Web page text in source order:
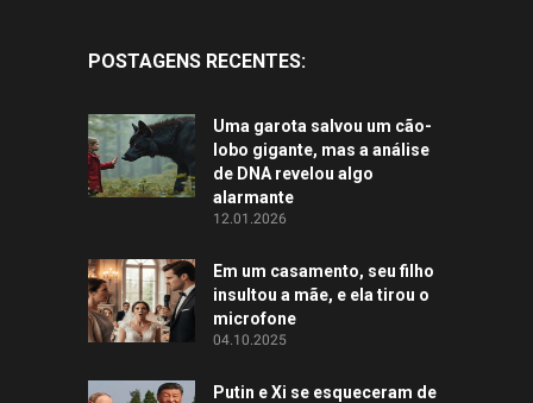
POSTAGENS RECENTES:
Uma garota salvou um cão-
lobo gigante, mas a análise
de DNA revelou algo
alarmante
12.01.2026
Em um casamento, seu filho
insultou a mãe, e ela tirou o
microfone
04.10.2025
Putin e Xi se esqueceram de